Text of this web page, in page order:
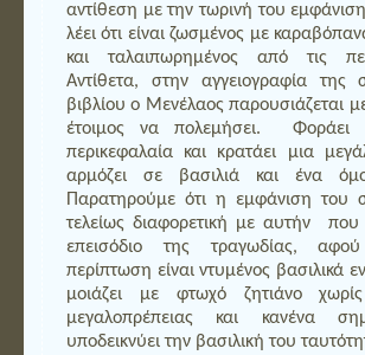
αντίθεση με την τωρινή του
λέει ότι είναι ζωσμένος με
και ταλαιπωρημένος από τις
Αντίθετα, στην αγγειογραφία της
βιβλίου ο Μενέλαος παρουσιάζεται
έτοιμος να πολεμήσει. Φοράει
περικεφαλαία και κρατάει μια
αρμόζει σε βασιλιά και ένα
Παρατηρούμε ότι η εμφάνιση του
τελείως διαφορετική με αυτήν που
επεισόδιο της τραγωδίας,
περίπτωση είναι ντυμένος βασιλικά
μοιάζει με φτωχό ζητιάνο
μεγαλοπρέπειας και κανένα
υποδεικνύει την βασιλική του